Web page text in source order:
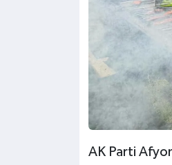
AK Parti